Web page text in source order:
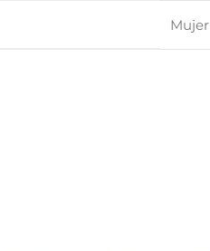
Mujer